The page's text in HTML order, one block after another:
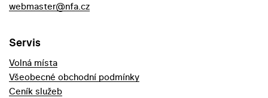
webmaster@nfa.cz
Servis
Volná místa
Všeobecné obchodní podmínky
Ceník služeb